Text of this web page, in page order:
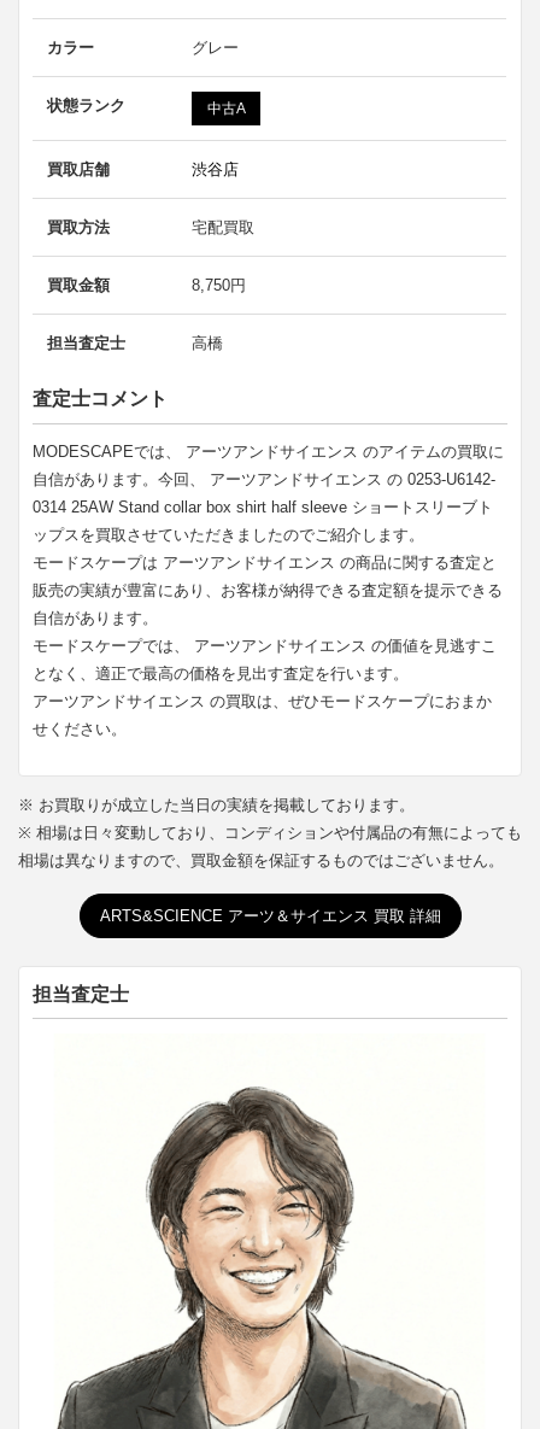
カラー グレー
状態ランク 中古A
買取店舗 渋谷店
買取方法 宅配買取
買取金額 8,750円
担当査定士 高橋
査定士コメント
MODESCAPEでは、 アーツアンドサイエンス のアイテムの買取に
自信があります。今回、 アーツアンドサイエンス の 0253-U6142-
0314 25AW Stand collar box shirt half sleeve ショートスリーブト
ップスを買取させていただきましたのでご紹介します。
モードスケープは アーツアンドサイエンス の商品に関する査定と
販売の実績が豊富にあり、お客様が納得できる査定額を提示できる
自信があります。
モードスケープでは、 アーツアンドサイエンス の価値を見逃すこ
となく、適正で最高の価格を見出す査定を行います。
アーツアンドサイエンス の買取は、ぜひモードスケープにおまか
せください。
※ お買取りが成立した当日の実績を掲載しております。
※ 相場は日々変動しており、コンディションや付属品の有無によっても
相場は異なりますので、買取金額を保証するものではございません。
ARTS&SCIENCE アーツ＆サイエンス 買取 詳細
担当査定士